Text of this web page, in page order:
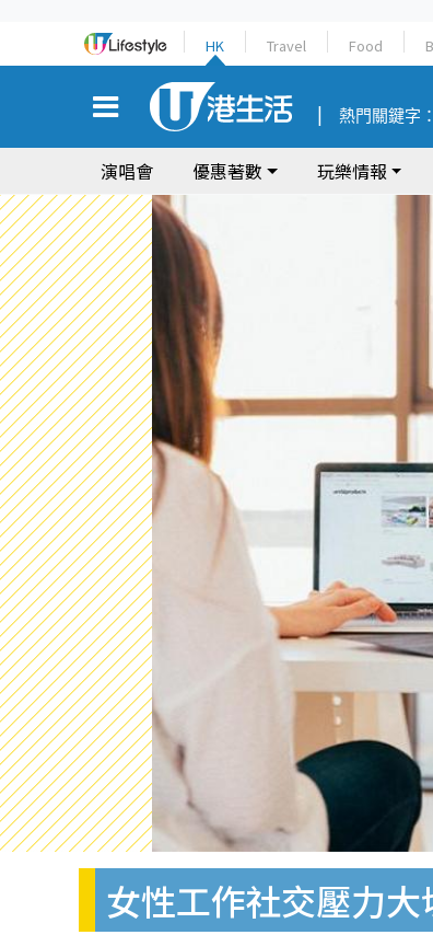
HK Travel Food
熱門關鍵字：
演唱會 優惠著數 玩樂情報
女性工作社交壓力